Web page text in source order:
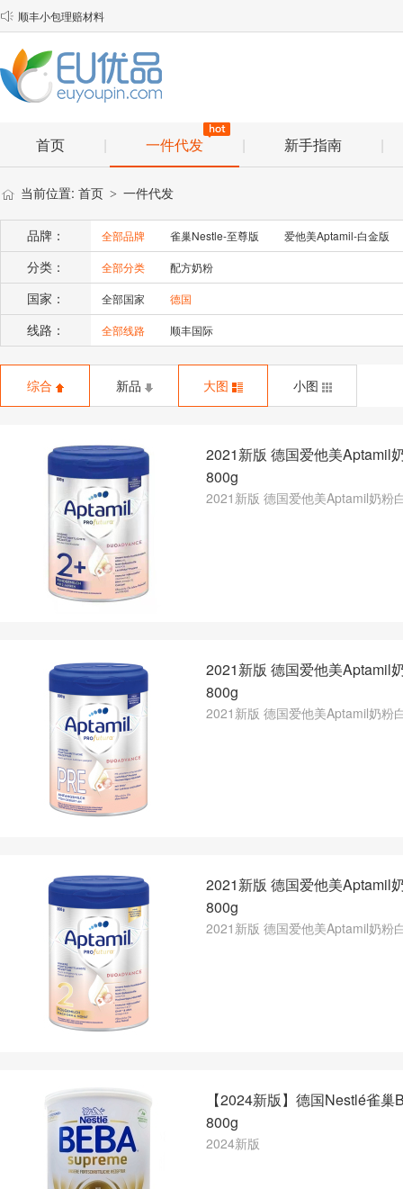
 顺丰小包理赔材料
物流口岸优化说明
EU优品2025年春节放假安排通知
首页 | 一件代发 | 新手指南 |
当前位置: 首页 > 一件代发
品牌： 全部品牌 雀巢Nestle-至尊版 爱他美Aptamil-白金版
分类： 全部分类 配方奶粉
国家： 全部国家 德国
线路： 全部线路 顺丰国际
综合 新品 大图 小图
2021新版 德国爱他美Aptamil
800g
2021新版 德国爱他美Aptamil奶粉
2021新版 德国爱他美Aptamil
800g
2021新版 德国爱他美Aptamil奶粉
2021新版 德国爱他美Aptamil
800g
2021新版 德国爱他美Aptamil奶粉
【2024新版】德国Nestlé雀
800g
2024新版